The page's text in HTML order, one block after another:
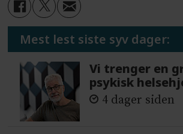
Mest lest siste syv dager:
Vi trenger en
psykisk
4 dager siden